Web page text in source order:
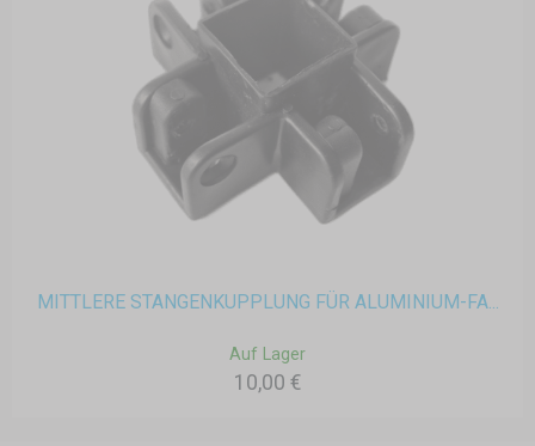
MITTLERE STANGENKUPPLUNG FÜR ALUMINIUM-FA...
Auf Lager
10,00 €